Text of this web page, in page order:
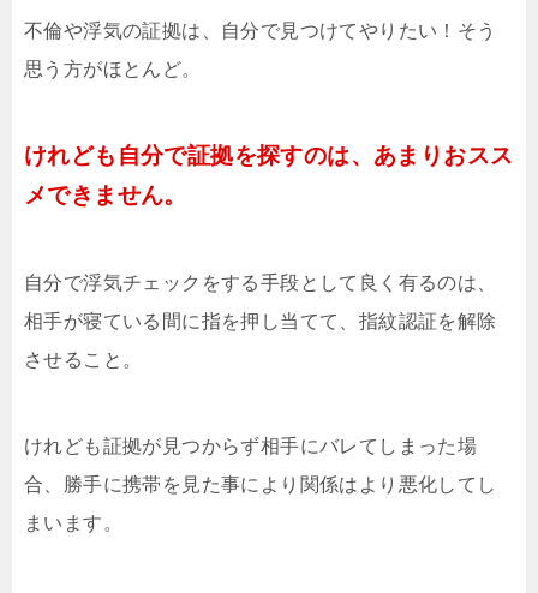
不倫や浮気の証拠は、自分で見つけてやりたい！そう
思う方がほとんど。
けれども自分で証拠を探すのは、あまりおスス
メできません。
自分で浮気チェックをする手段として良く有るのは、
相手が寝ている間に指を押し当てて、指紋認証を解除
させること。
けれども証拠が見つからず相手にバレてしまった場
合、勝手に携帯を見た事により関係はより悪化してし
まいます。